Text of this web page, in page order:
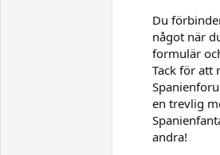
Du
något när
formulär
Tack för att
en trevlig
andra!